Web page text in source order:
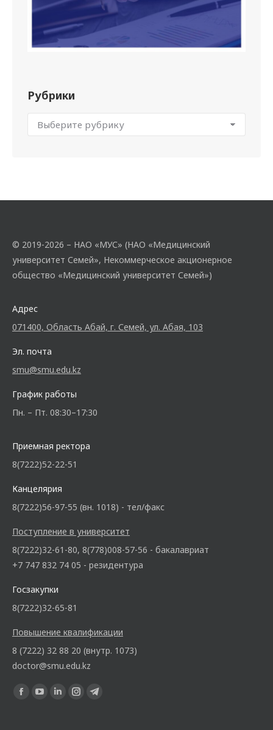
Рубрики
© 2019-2026 – НАО «МУС» (НАО «Медицинский
университет Семей», Некоммерческое акционерное
общество «Медицинский университет Семей»)
Адрес
071400, Область Абай, г. Семей, ул. Абая, 103
Эл. почта
smu@smu.edu.kz
График работы
Пн. – Пт. 08:30–17:30
Приемная ректора
8(7222)52-22-51
Канцелярия
8(7222)56-97-55 (вн. 1018) - тел/факс
Поступление в университет
8(7222)32-61-80, 8(778)008-57-56 - бакалавриат
+7 747 832 74 05 - резидентура
Госзакупки
8(7222)32-65-81
Повышение квалификации
8 (7222) 32 88 20 (внутр. 1073)
doctor@smu.edu.kz
Ищите нас: